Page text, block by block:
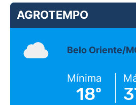
AGROTEMPO
Belo Oriente/
Mínima
18º